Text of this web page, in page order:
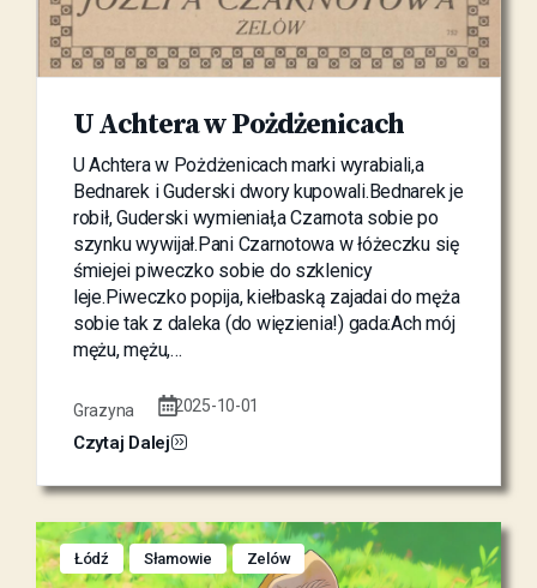
U Achtera w Pożdżenicach
U Achtera w Pożdżenicach marki wyrabiali,a
Bednarek i Guderski dwory kupowali.Bednarek je
robił, Guderski wymieniał,a Czarnota sobie po
szynku wywijał.Pani Czarnotowa w łóżeczku się
śmiejei piweczko sobie do szklenicy
leje.Piweczko popija, kiełbaską zajadai do męża
sobie tak z daleka (do więzienia!) gada:Ach mój
mężu, mężu,…
Grazyna 2025-10-01
Czytaj Dalej
Łódź Słamowie Zelów